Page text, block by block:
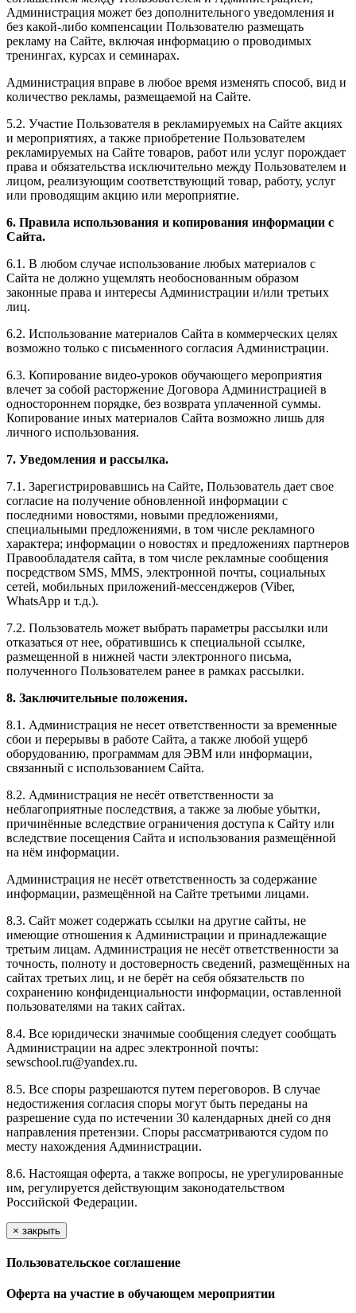
Администрация может без дополнительного уведомления и
без какой-либо компенсации Пользователю размещать
рекламу на Сайте, включая информацию о проводимых
тренингах, курсах и семинарах.
Администрация вправе в любое время изменять способ, вид и
количество рекламы, размещаемой на Сайте.
5.2. Участие Пользователя в рекламируемых на Сайте акциях
и мероприятиях, а также приобретение Пользователем
рекламируемых на Сайте товаров, работ или услуг порождает
права и обязательства исключительно между Пользователем и
лицом, реализующим соответствующий товар, работу, услуг
или проводящим акцию или мероприятие.
6. Правила использования и копирования информации с
Сайта.
6.1. В любом случае использование любых материалов с
Сайта не должно ущемлять необоснованным образом
законные права и интересы Администрации и/или третьих
лиц.
6.2. Использование материалов Сайта в коммерческих целях
возможно только с письменного согласия Администрации.
6.3. Копирование видео-уроков обучающего мероприятия
влечет за собой расторжение Договора Администрацией в
одностороннем порядке, без возврата уплаченной суммы.
Копирование иных материалов Сайта возможно лишь для
личного использования.
7. Уведомления и рассылка.
7.1. Зарегистрировавшись на Сайте, Пользователь дает свое
согласие на получение обновленной информации с
последними новостями, новыми предложениями,
специальными предложениями, в том числе рекламного
характера; информации о новостях и предложениях партнеров
Правообладателя сайта, в том числе рекламные сообщения
посредством SMS, MMS, электронной почты, социальных
сетей, мобильных приложений-мессенджеров (Viber,
WhatsApp и т.д.).
7.2. Пользователь может выбрать параметры рассылки или
отказаться от нее, обратившись к специальной ссылке,
размещенной в нижней части электронного письма,
полученного Пользователем ранее в рамках рассылки.
8. Заключительные положения.
8.1. Администрация не несет ответственности за временные
сбои и перерывы в работе Сайта, а также любой ущерб
оборудованию, программам для ЭВМ или информации,
связанный с использованием Сайта.
8.2. Администрация не несёт ответственности за
неблагоприятные последствия, а также за любые убытки,
причинённые вследствие ограничения доступа к Сайту или
вследствие посещения Сайта и использования размещённой
на нём информации.
Администрация не несёт ответственность за содержание
информации, размещённой на Сайте третьими лицами.
8.3. Сайт может содержать ссылки на другие сайты, не
имеющие отношения к Администрации и принадлежащие
третьим лицам. Администрация не несёт ответственности за
точность, полноту и достоверность сведений, размещённых на
сайтах третьих лиц, и не берёт на себя обязательств по
сохранению конфиденциальности информации, оставленной
пользователями на таких сайтах.
8.4. Все юридически значимые сообщения следует сообщать
Администрации на адрес электронной почты:
sewschool.ru@yandex.ru.
8.5. Все споры разрешаются путем переговоров. В случае
недостижения согласия споры могут быть переданы на
разрешение суда по истечении 30 календарных дней со дня
направления претензии. Споры рассматриваются судом по
месту нахождения Администрации.
8.6. Настоящая оферта, а также вопросы, не урегулированные
им, регулируется действующим законодательством
Российской Федерации.
× закрыть
Пользовательское соглашение
Оферта на участие в обучающем мероприятии